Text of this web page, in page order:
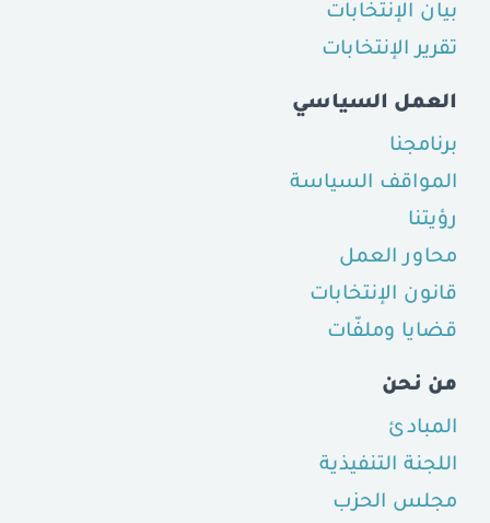
بيان الإنتخابات
تقرير الإنتخابات
العمل السياسي
برنامجنا
المواقف السياسة
رؤيتنا
محاور العمل
قانون الإنتخابات
قضايا وملفّات
من نحن
المبادئ
اللجنة التنفيذية
مجلس الحزب